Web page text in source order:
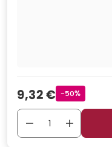
Verkaufspreis
9,32 €Rabattstempel
-50%